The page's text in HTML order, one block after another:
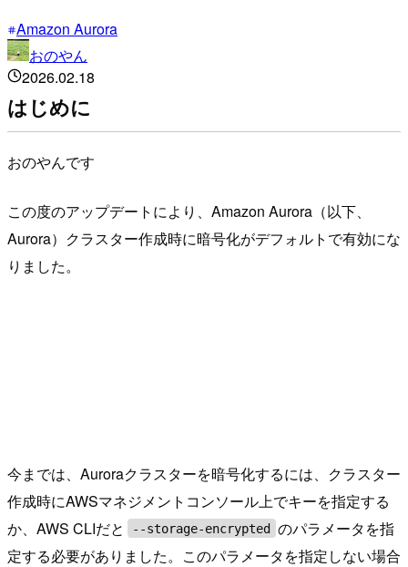
Amazon Aurora
おのやん
2026.02.18
はじめに
おのやんです
この度のアップデートにより、Amazon Aurora（以下、
Aurora）クラスター作成時に暗号化がデフォルトで有効にな
りました。
今までは、Auroraクラスターを暗号化するには、クラスター
作成時にAWSマネジメントコンソール上でキーを指定する
か、AWS CLIだと
--storage-encrypted
のパラメータを指
定する必要がありました。このパラメータを指定しない場合